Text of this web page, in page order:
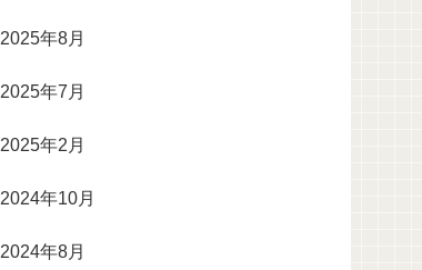
2025年8月
2025年7月
2025年2月
2024年10月
2024年8月